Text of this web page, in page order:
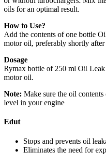
oils for an optimal result.
How to Use?
Add the contents of one bottle
motor oil, preferably shortly after
Dosage
Rymax bottle of 250 ml Oil
motor oil.
Note: Make sure the oil
level in your engine
Edut
Stops and prevents oil
Eliminates the need for